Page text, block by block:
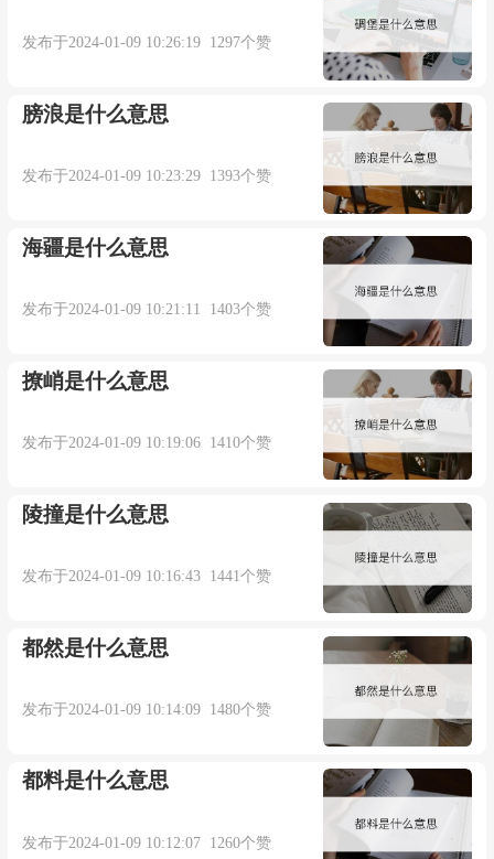
本内容部分来源于网络，谨供免费学习使用，如有侵权，可
以通过邮箱juexin@juexinw.com联系我们删除！
发布于2024-01-09 10:26:19 1297个赞
膀浪是什么意思
发布于2024-01-09 10:23:29 1393个赞
海疆是什么意思
发布于2024-01-09 10:21:11 1403个赞
撩峭是什么意思
发布于2024-01-09 10:19:06 1410个赞
陵撞是什么意思
发布于2024-01-09 10:16:43 1441个赞
都然是什么意思
发布于2024-01-09 10:14:09 1480个赞
都料是什么意思
发布于2024-01-09 10:12:07 1260个赞